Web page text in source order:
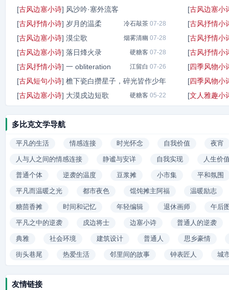
[古风边塞小诗] 风沙吟·塞外流客
橘猫坐檐下 07-29
[古风抒情小诗] 岁月的温柔 冷石敲茶 07-28
[古风边塞小诗] 漠尘歌 烟雾清幽 07-28
[古风边塞小诗] 落日烽火录 硬糖客 07-28
[古风抒情小诗] 一 obliteration 江留白 07-26
[古风短句小诗] 檐下瓷白攒星子，碎光皆作少年
瓷白釉 05-23
[古风边塞小诗] 大漠戍边短歌 硬糖客 05-22
[古风边塞小
[古风抒情小
[古风抒情小
[古风抒情小
[四季风物小
[四季风物小
[文人雅趣小
多比克文学导航
平凡的生活 情感连接 时光怀念 自我价值 夜宵
人与人之间的情感连接 静谧与安详 自我实现 人生价
普通个体 逆袭的温度 豆浆摊 小市集 平和氛围
平凡而温暖之光 都市夜色 馄饨摊主阿福 温暖励志
糖茴香摊 时间和记忆 年轻编辑 退休画师 午后
平凡之中的逆袭 戍边将士 边塞小诗 普通人的逆袭
典雅 社会环境 建筑设计 普通人 思乡豪情
街头巷尾 热爱生活 邻里间的故事 钟表匠人 城
友情链接